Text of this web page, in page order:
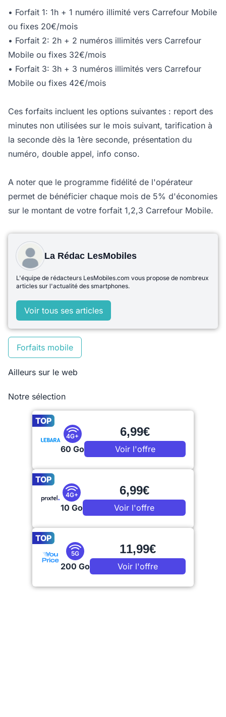
• Forfait 1: 1h + 1 numéro illimité vers Carrefour Mobile
ou fixes 20€/mois
• Forfait 2: 2h + 2 numéros illimités vers Carrefour
Mobile ou fixes 32€/mois
• Forfait 3: 3h + 3 numéros illimités vers Carrefour
Mobile ou fixes 42€/mois
Ces forfaits incluent les options suivantes : report des
minutes non utilisées sur le mois suivant, tarification à
la seconde dès la 1ère seconde, présentation du
numéro, double appel, info conso.
A noter que le programme fidélité de l'opérateur
permet de bénéficier chaque mois de 5% d'économies
sur le montant de votre forfait 1,2,3 Carrefour Mobile.
La Rédac LesMobiles
L'équipe de rédacteurs LesMobiles.com vous propose de nombreux
articles sur l'actualité des smartphones.
Voir tous ses articles
Forfaits mobile
Ailleurs sur le web
Notre sélection
TOP
4G+
60 Go
6,99€
Voir l'offre
TOP
4G+
10 Go
6,99€
Voir l'offre
TOP
5G
200 Go
11,99€
Voir l'offre